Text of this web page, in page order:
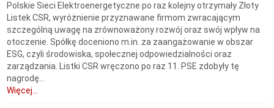
Polskie Sieci Elektroenergetyczne po raz kolejny otrzymały Złoty
Listek CSR, wyróżnienie przyznawane firmom zwracającym
szczególną uwagę na zrównoważony rozwój oraz swój wpływ na
otoczenie. Spółkę doceniono m.in. za zaangażowanie w obszar
ESG, czyli środowiska, społecznej odpowiedzialności oraz
zarządzania. Listki CSR wręczono po raz 11. PSE zdobyły tę
nagrodę...
Więcej...